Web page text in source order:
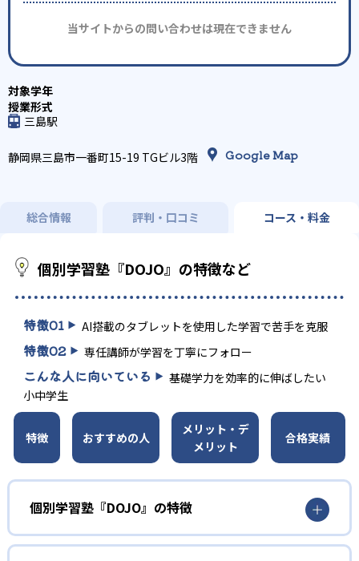
当サイトからの問い合わせは現在できません
三島駅
静岡県三島市一番町15-19 TGビル3階 Google Map
総合情報 評判・口コミ コース・料金
個別学習塾『DOJO』の特徴など
特徴01 AI搭載のタブレットを使用した学習で苦手を克服
特徴02 専任講師が学習を丁寧にフォロー
こんな人に向いている
基礎学力を効率的に伸ばしたい
小中学生
特徴 おすすめの人
メリット・デ
メリット
合格実績
個別学習塾『DOJO』の特徴
1
AI搭載タブレット学習